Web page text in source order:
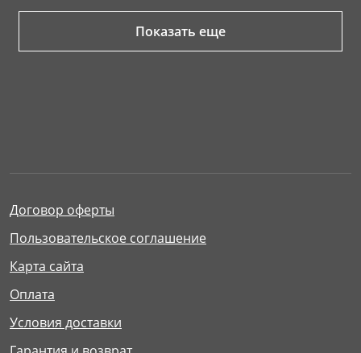
Показать еще
Договор оферты
Пользовательское соглашение
Карта сайта
Оплата
Условия доставки